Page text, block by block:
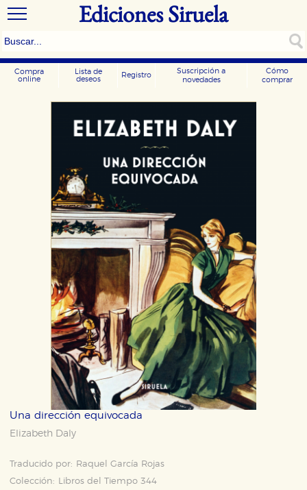
Ediciones Siruela
Compra
online
Lista de
deseos
Registro
Suscripción a
novedades
Cómo
comprar
Una dirección equivocada
Elizabeth Daly
Traducido por:
Raquel García Rojas
Colección:
Libros del Tiempo 344